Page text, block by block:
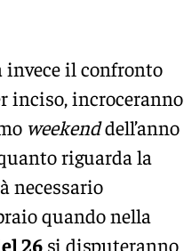
invece il confronto
inciso, incroceranno
weekenddell’anno
riguarda la
necessario
quando nella
26 si disputeranno